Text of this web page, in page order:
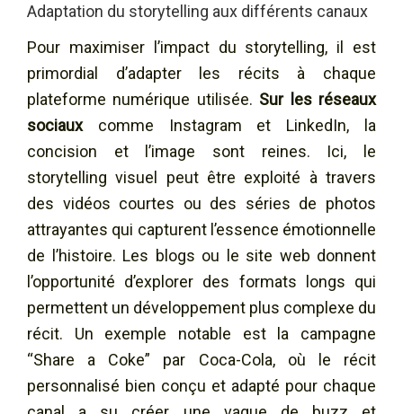
Adaptation du storytelling aux différents canaux
Pour maximiser l’impact du storytelling, il est
primordial d’adapter les récits à chaque
plateforme numérique utilisée. Sur les réseaux
sociauxcomme Instagram et LinkedIn, la
concision et l’image sont reines. Ici, le
storytelling visuel peut être exploité à travers
des vidéos courtes ou des séries de photos
attrayantes qui capturent l’essence émotionnelle
de l’histoire. Les blogs ou le site web donnent
l’opportunité d’explorer des formats longs qui
permettent un développement plus complexe du
récit. Un exemple notable est la campagne
“Share a Coke” par Coca-Cola, où le récit
personnalisé bien conçu et adapté pour chaque